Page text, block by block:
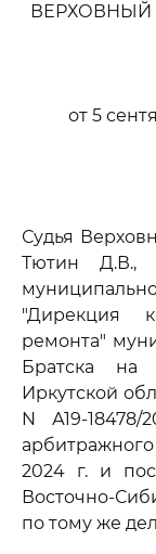
ВЕРХОВНЫЙ
от 5
Судья
Тютин Д.В.,
"Дирекция
ремонта"
Братска на
Иркутской
N А19-18478/
2024 г. и
Восточно-
по тому же